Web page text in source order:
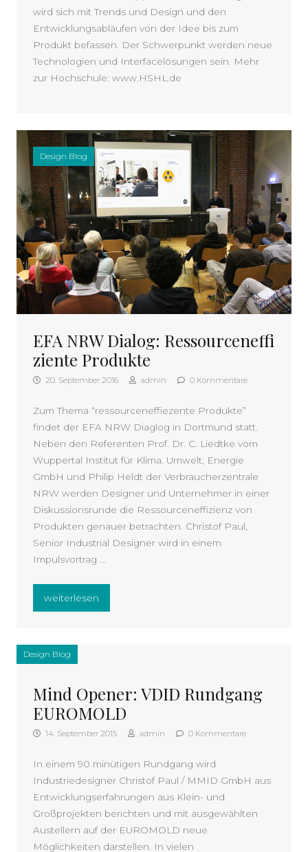
wird sich mit Trends und Design und den
Entwicklungsabläufen von der Idee bis zum
Produkt befassen. Der Schwerpunkt werden neue
Technologien und Interfacelösungen sein. Mehr
zur Hochschule: www.HSHL.de
Design Blog
EFA NRW Dialog: Ressourceneffi
ziente Produkte
20. September 2016 admin 0 Kommentare
Zum Thema “ressourceneffiezente Produkte”
findet der EFA NRW Diaglog in Dortmund statt.
Neben den Referenten Prof. Dr. C. Liedtke vom
Wuppertal Institut für Klima. Umwelt, Energie
GmbH und Philip Heldt der Verbraucherzentrale
NRW werden Designer und Unternehmer in einer
Diskussionsrunde die Ressourceneffizienz von
Produkten genauer betrachten. Christof Paul,
Senior Industrial Designer wird in einem
Impulsvortrag …
„EFA NRW Dialog: Ressourceneffiziente Produkte“
weiterlesen
Design Blog
Mind Opener: VDID Rundgang
EUROMOLD
14. September 2015 admin 0 Kommentare
In einem 90 minütigen Rundgang wird
Industriedesigner Christof Paul / MMID GmbH aus
Entwicklungserfahrungen aus Klein- und
Großprojekten berichten und mit ausgewählten
Austellern auf der EUROMOLD neue
Möglichkeiten darstellen. In vielen